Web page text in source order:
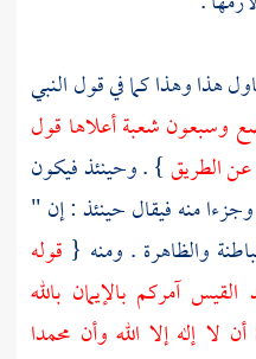
هذا وهذا كما في قول النبي
وسبعون شعبة أعلاها قول
عن الطريق} . وحينئذ فيكون
وجزءا منه فيقال حينئذ : إن "
والظاهرة . ومنه { قوله
القيسآمركم بالإيمان بالله
لا إله إلا الله وأن محمدا